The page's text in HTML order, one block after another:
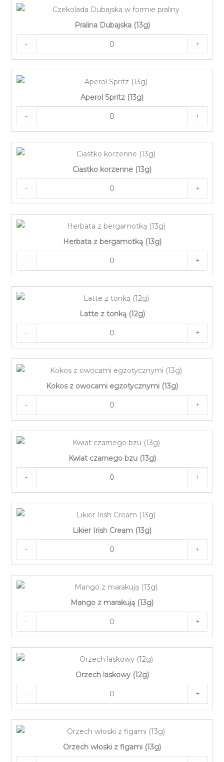
Pralina Dubajska (13g)
- +
Aperol Spritz (13g)
- +
Ciastko korzenne (13g)
- +
Herbata z bergamotką (13g)
- +
Latte z tonką (12g)
- +
Kokos z owocami egzotycznymi (13g)
- +
Kwiat czarnego bzu (13g)
- +
Likier Irish Cream (13g)
- +
Mango z marakują (13g)
- +
Orzech laskowy (12g)
- +
Orzech włoski z figami (13g)